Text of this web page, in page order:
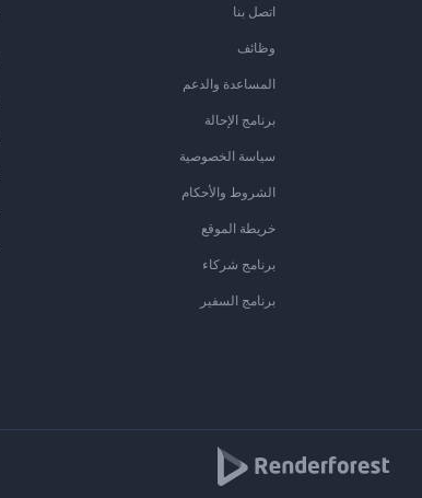
اتصل بنا
وظائف
المساعدة والدعم
برنامج الإحالة
سياسة الخصوصية
الشروط والأحكام
خريطة الموقع
برنامج شركاء
برنامج السفير